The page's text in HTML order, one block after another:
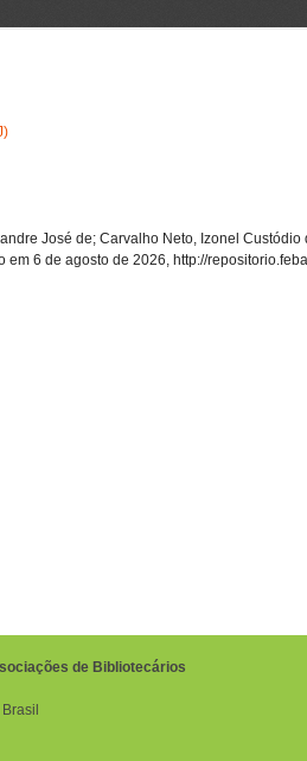
José de; Carvalho Neto, Izonel
em 6 de agosto de 2026, http://
de Bibliotecários